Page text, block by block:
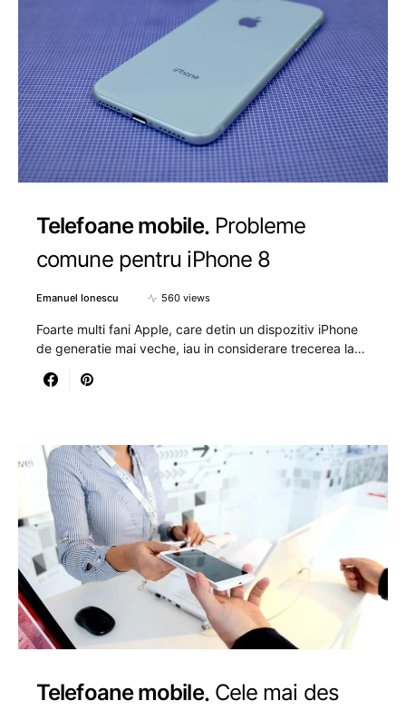
Telefoane mobile Probleme
comune pentru iPhone 8
Emanuel Ionescu 560 views
Foarte multi fani Apple, care detin un dispozitiv iPhone
de generatie mai veche, iau in considerare trecerea la…
Telefoane mobile Cele mai des